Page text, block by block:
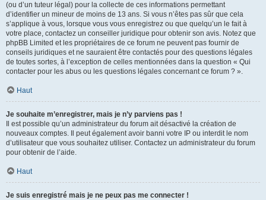
(ou d’un tuteur légal) pour la collecte de ces informations permettant
d’identifier un mineur de moins de 13 ans. Si vous n’êtes pas sûr que cela
s’applique à vous, lorsque vous vous enregistrez ou que quelqu’un le fait à
votre place, contactez un conseiller juridique pour obtenir son avis. Notez que
phpBB Limited et les propriétaires de ce forum ne peuvent pas fournir de
conseils juridiques et ne sauraient être contactés pour des questions légales
de toutes sortes, à l’exception de celles mentionnées dans la question « Qui
contacter pour les abus ou les questions légales concernant ce forum ? ».
Haut
Je souhaite m’enregistrer, mais je n’y parviens pas !
Il est possible qu’un administrateur du forum ait désactivé la création de
nouveaux comptes. Il peut également avoir banni votre IP ou interdit le nom
d’utilisateur que vous souhaitez utiliser. Contactez un administrateur du forum
pour obtenir de l’aide.
Haut
Je suis enregistré mais je ne peux pas me connecter !